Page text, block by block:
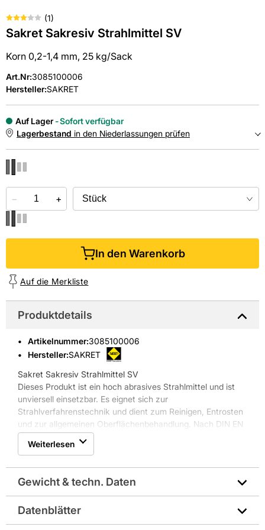
(1)
Sakret Sakresiv Strahlmittel SV
Korn 0,2-1,4 mm, 25 kg/Sack
Art.Nr:3085100006
Hersteller:SAKRET
Auf Lager
Sofort verfügbar
Lagerbestand in den Niederlassungen prüfen
Online kaufen &kostenlos
− +
In den Warenkorb
Auf die Merkliste
Produktdetails
Artikelnummer:3085100006
Hersteller:SAKRET
Sakret Sakresiv Strahlmittel SV
Dieses Produkt ist ein hoch abrasives Strahlmittel und ist
unviersell einsetzbar. Es eignet sich zur
Strahlverfahrenstechnik und dient zum Reinigen, Entrosten
und zur allgemeinen Oberflächenbehandlung. Nach DIN EN
8201 der Strahlverfahrenstechik kann das Sakret
Strahlmittel Sakresiv SV im Stahlbau, Schiffs- und
für Oberflächenbehandlung eingesetzt werden.
Eigenschaften Sakret Strahlmittel Sakresiv SV:
* Silikose ungefährlich
* bleifrei
Weiterlesen
Gewicht & techn. Daten
Gewicht pro Verkaufseinheit: 25,0 kg
Datenblätter